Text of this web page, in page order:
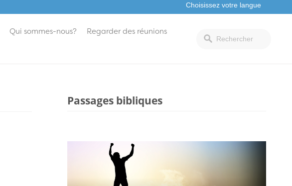
Qui sommes-nous?
Regarder des réunions
Passages bibliques